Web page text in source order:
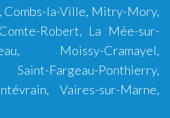
, Combs-la-Ville, Mitry-Mory,
Robert, La Mée-sur-
, Moissy-Cramayel,
Saint-Fargeau-Ponthierry,
, Vaires-sur-Marne,